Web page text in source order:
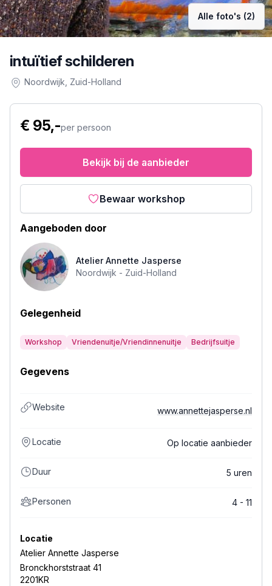
Alle foto's (2)
intuïtief schilderen
Noordwijk , Zuid-Holland
€ 95,-per persoon
Bekijk bij de aanbieder
Bewaar workshop
Aangeboden door
Atelier Annette Jasperse
Noordwijk - Zuid-Holland
Gelegenheid
Workshop Vriendenuitje/Vriendinnenuitje Bedrijfsuitje
Gegevens
Website www.annettejasperse.nl
Locatie Op locatie aanbieder
Duur 5 uren
Personen 4 - 11
Locatie
Atelier Annette Jasperse
Bronckhorststraat 41
2201KR